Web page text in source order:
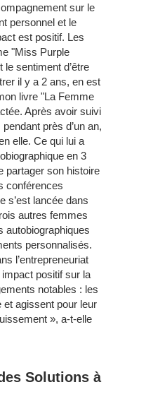
sur le
personnel et le
est positif. Les
"Miss Purple
sentiment d’être
il y a 2 ans, en est
livre "La Femme
Après avoir suivi
près d’un an,
elle. Ce qui lui a
en 3
partager son histoire
conférences
s’est lancée dans
autres femmes
autobiographiques
personnalisés.
l’entrepreneuriat
positif sur la
notables : les
agissent pour leur
», a-t-elle
Solutions à